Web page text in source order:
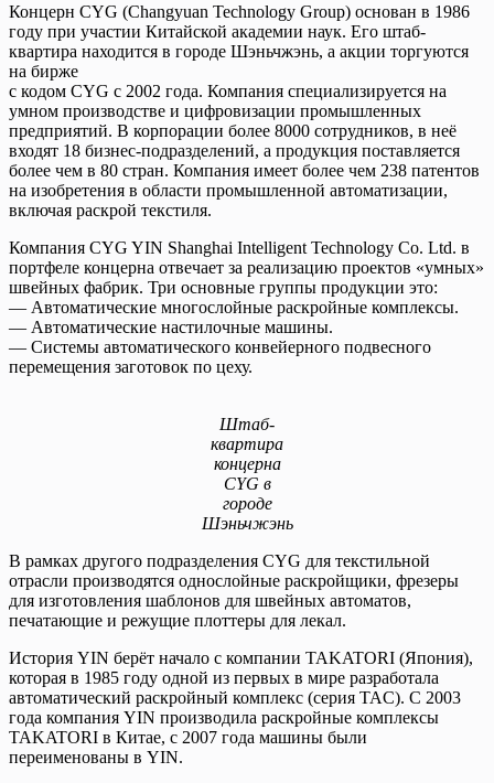
Концерн CYG (Changyuan Technology Group) основан в 1986
году при участии Китайской академии наук. Его штаб-
квартира находится в городе Шэньчжэнь, а акции торгуются
на бирже
с кодом CYG с 2002 года. Компания специализируется на
умном производстве и цифровизации промышленных
предприятий. В корпорации более 8000 сотрудников, в неё
входят 18 бизнес-подразделений, а продукция поставляется
более чем в 80 стран. Компания имеет более чем 238 патентов
на изобретения в области промышленной автоматизации,
включая раскрой текстиля.
Компания CYG YIN Shanghai Intelligent Technology Co. Ltd. в
портфеле концерна отвечает за реализацию проектов «умных»
швейных фабрик. Три основные группы продукции это:
— Автоматические многослойные раскройные комплексы.
— Автоматические настилочные машины.
— Системы автоматического конвейерного подвесного
перемещения заготовок по цеху.
Штаб-
квартира
концерна
CYG в
городе
Шэньчжэнь
В рамках другого подразделения CYG для текстильной
отрасли производятся однослойные раскройщики, фрезеры
для изготовления шаблонов для швейных автоматов,
печатающие и режущие плоттеры для лекал.
История YIN берёт начало с компании TAKATORI (Япония),
которая в 1985 году одной из первых в мире разработала
автоматический раскройный комплекс (серия TAC). С 2003
года компания YIN производила раскройные комплексы
TAKATORI в Китае, с 2007 года машины были
переименованы в YIN.